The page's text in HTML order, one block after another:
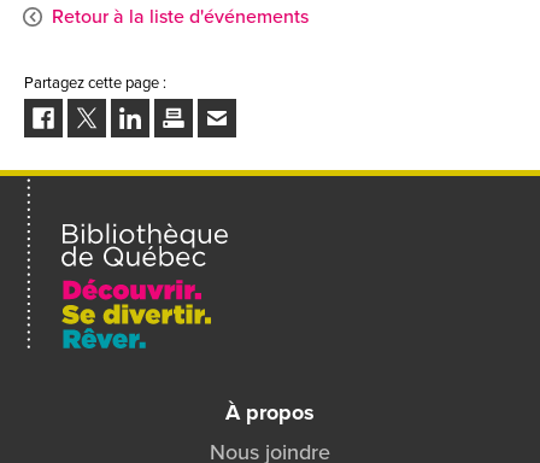
Retour à la liste d'événements
Partagez cette page :
FacebookTwitterLinkedInImprimerEnvoyer
à
un
À propos
Nous joindre